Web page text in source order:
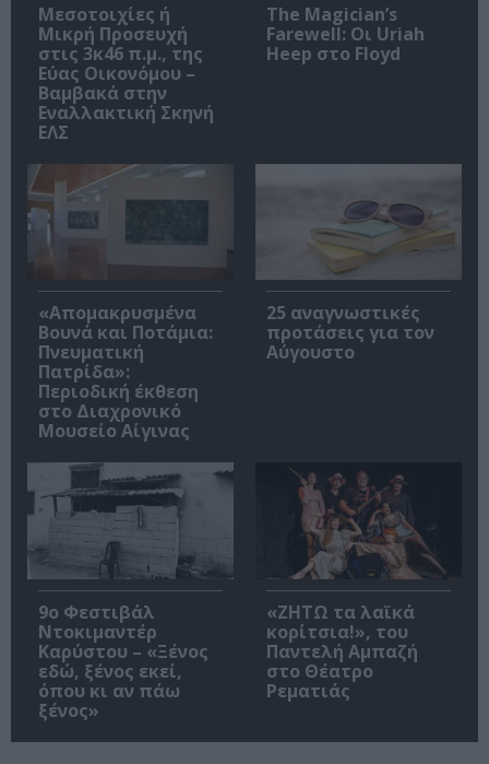
Μεσοτοιχίες ή
Μικρή Προσευχή
στις 3κ46 π.μ., της
Εύας Οικονόμου –
Βαμβακά στην
Εναλλακτική Σκηνή
ΕΛΣ
The Magician’s
Farewell: Οι Uriah
Heep στο Floyd
«Απομακρυσμένα
Βουνά και Ποτάμια:
Πνευματική
Πατρίδα»:
Περιοδική έκθεση
στο Διαχρονικό
Μουσείο Αίγινας
25 αναγνωστικές
προτάσεις για τον
Αύγουστο
9ο Φεστιβάλ
Ντοκιμαντέρ
Καρύστου – «Ξένος
εδώ, ξένος εκεί,
όπου κι αν πάω
ξένος»
«ΖΗΤΩ τα λαϊκά
κορίτσια!», του
Παντελή Αμπαζή
στο Θέατρο
Ρεματιάς